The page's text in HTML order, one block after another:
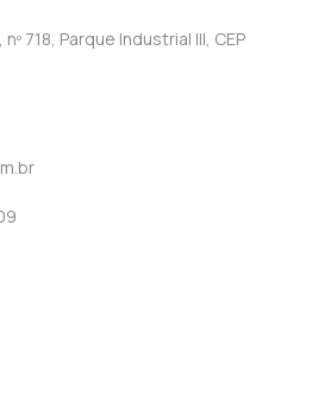
718, Parque Industrial III, CEP